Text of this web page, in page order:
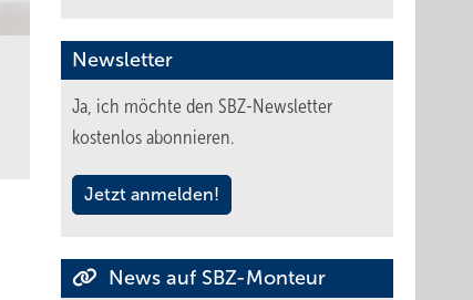
Newsletter
Ja, ich möchte den SBZ-Newsletter
kostenlos abonnieren.
Jetzt anmelden!
News auf SBZ-Monteur